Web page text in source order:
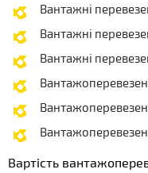
Вантажні
Вантажні
Вантажні
Вартість